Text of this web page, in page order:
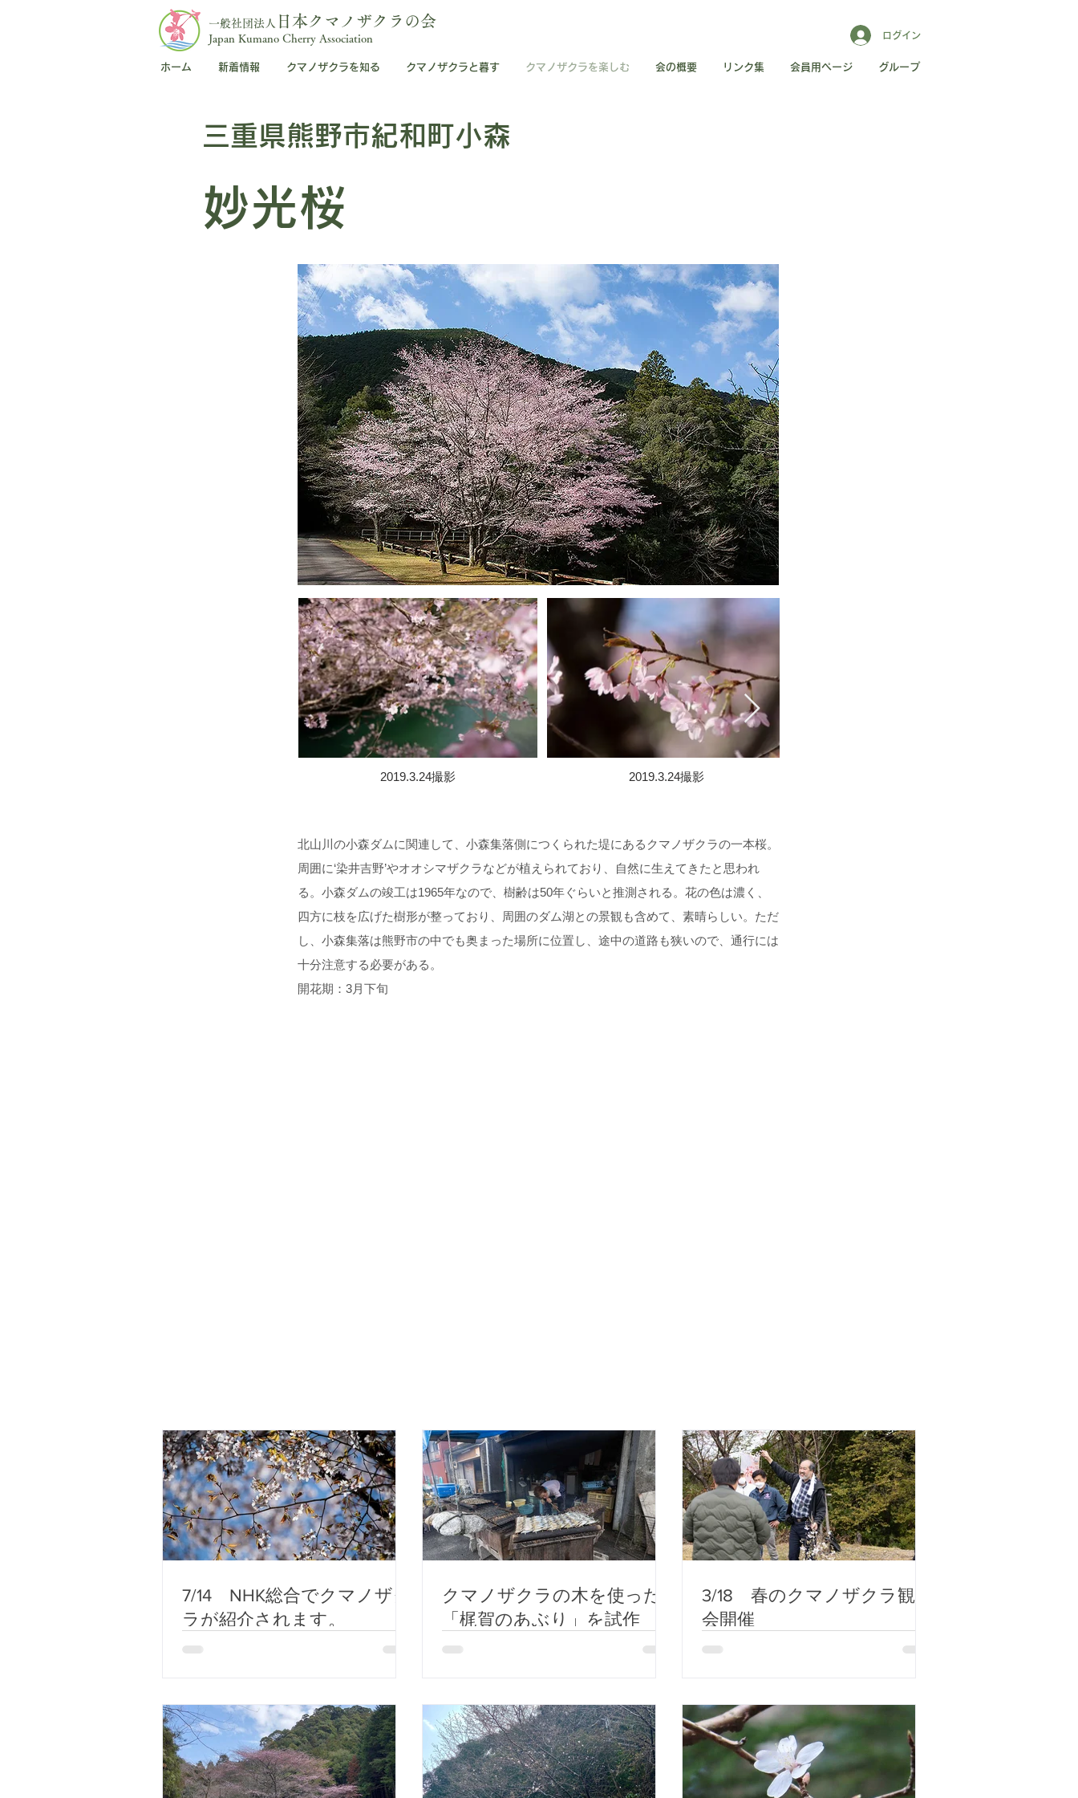
一般社団法人 日本クマノザクラの会
Japan Kumano Cherry Association ログイン
ホーム 新着情報 クマノザクラを知る クマノザクラと暮す クマノザクラを楽しむ 会の概要 リンク集 会員用ページ グループ
三重県熊野市紀和町小森
妙光桜
2019.3.24撮影 2019.3.24撮影
北山川の小森ダムに関連して、小森集落側につくられた堤にあるクマノザクラの一本桜。
周囲に‘染井吉野’やオオシマザクラなどが植えられており、自然に生えてきたと思われ
る。小森ダムの竣工は1965年なので、樹齢は50年ぐらいと推測される。花の色は濃く、
四方に枝を広げた樹形が整っており、周囲のダム湖との景観も含めて、素晴らしい。ただ
し、小森集落は熊野市の中でも奥まった場所に位置し、途中の道路も狭いので、通行には
十分注意する必要がある。
開花期：3月下旬
7/14 NHK総合でクマノザク
ラが紹介されます。
クマノザクラの木を使った
「梶賀のあぶり」を試作
3/18 春のクマノザクラ観察
会開催